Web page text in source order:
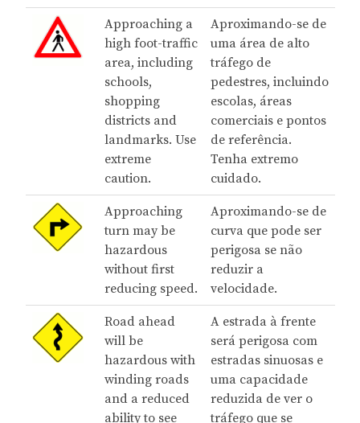
Approaching a
high foot-traffic
area, including
schools,
shopping
districts and
landmarks. Use
extreme
caution.
Aproximando-se de
uma área de alto
tráfego de
pedestres, incluindo
escolas, áreas
comerciais e pontos
de referência.
Tenha extremo
cuidado.
Approaching
turn may be
hazardous
without first
reducing speed.
Aproximando-se de
curva que pode ser
perigosa se não
reduzir a
velocidade.
Road ahead
will be
hazardous with
winding roads
and a reduced
ability to see
A estrada à frente
será perigosa com
estradas sinuosas e
uma capacidade
reduzida de ver o
tráfego que se